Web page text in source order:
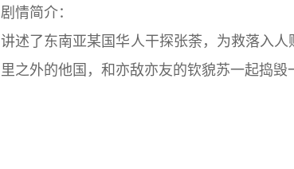
剧情简介：
讲述了东南亚某国华人干探张荼，为救落入
里之外的他国，和亦敌亦友的钦貌苏一起捣毁